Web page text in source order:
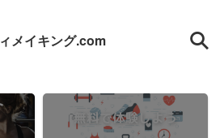
メイキング.com
無料で体験しよう